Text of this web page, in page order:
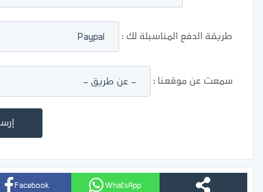
طريقة الدفع المناسبلة لك :
سمعت عن موقعنا :
WhatsApp
Facebook